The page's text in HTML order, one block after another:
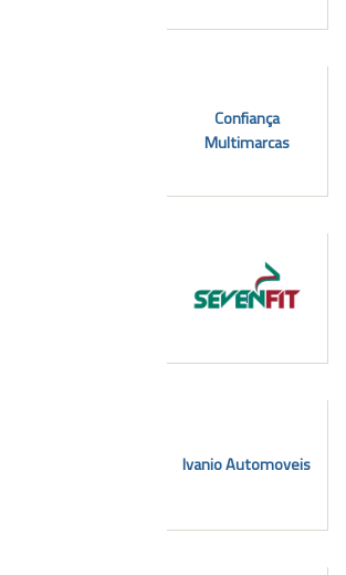
Confiança
Multimarcas
l
Ivanio Automoveis